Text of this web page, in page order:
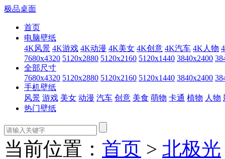
极品桌面
首页
电脑壁纸
4K风景 4K游戏 4K动漫 4K美女 4K创意 4K汽车 4K人物
7680x4320 5120x2880 5120x2160 5120x1440 3840x2400
全部尺寸
7680x4320 5120x2880 5120x2160 5120x1440 3840x2400
手机壁纸
风景 游戏 美女 动漫 汽车 创意 美食 萌物 卡通 植物 人物
热门壁纸
当前位置： 首页 > 北极光